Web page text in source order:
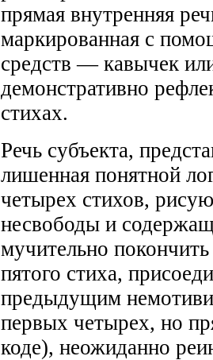
прямая внутренняя
маркированная с
средств — кавычек
демонстративно
стихах.
Речь субъекта,
лишенная понятной
четырех стихов,
несвободы и
мучительно
пятого стиха,
предыдущим
первых четырех, но
коде), неожиданно